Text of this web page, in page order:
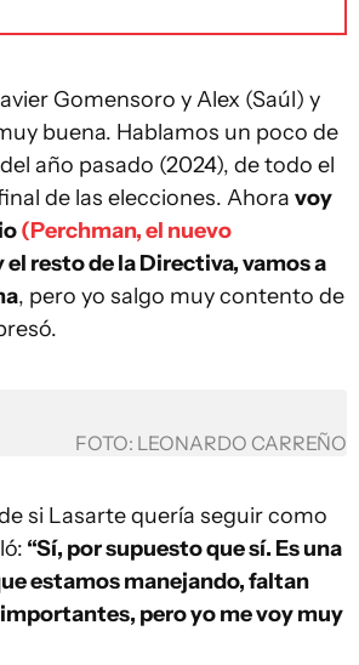
Gomensoro y Alex (Saúl) y
buena. Hablamos un poco de
año pasado (2024), de todo el
de las elecciones. Ahora voy
(Perchman, el nuevo
el resto de la Directiva, vamos a
, pero yo salgo muy contento de
FOTO: LEONARDO CARREÑO
si Lasarte quería seguir como
“Sí, por supuesto que sí. Es una
estamos manejando, faltan
pero yo me voy muy